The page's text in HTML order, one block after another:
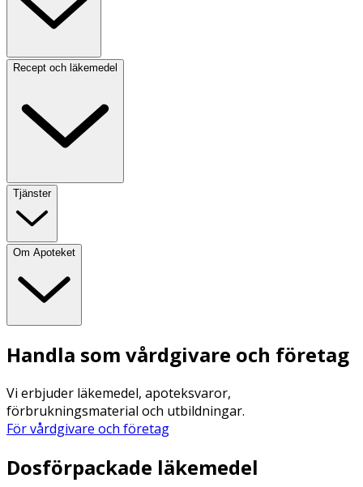
Recept och läkemedel
Tjänster
Om Apoteket
Handla som vårdgivare och företag
Vi erbjuder läkemedel, apoteksvaror,
förbrukningsmaterial och utbildningar.
För vårdgivare och företag
Dosförpackade läkemedel